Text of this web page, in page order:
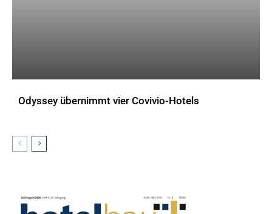
Odyssey übernimmt vier Covivio-Hotels